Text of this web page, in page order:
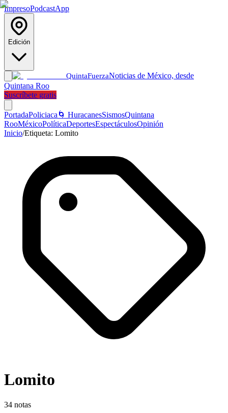
ImpresoPodcastApp
Edición
QuintaFuerzaNoticias de México, desde
Quintana Roo
Suscríbete gratis
PortadaPoliciaca 🌀 HuracanesSismosQuintana
RooMéxicoPolíticaDeportesEspectáculosOpinión
Inicio/Etiqueta: Lomito
Lomito
34 notas